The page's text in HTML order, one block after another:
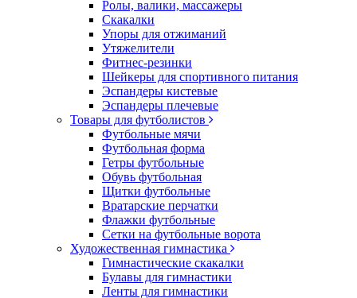
Ролы, валики, массажеры
Скакалки
Упоры для отжиманий
Утяжелители
Фитнес-резинки
Шейкеры для спортивного питания
Эспандеры кистевые
Эспандеры плечевые
Товары для футболистов
Футбольные мячи
Футбольная форма
Гетры футбольные
Обувь футбольная
Щитки футбольные
Вратарские перчатки
Флажки футбольные
Сетки на футбольные ворота
Художественная гимнастика
Гимнастические скакалки
Булавы для гимнастики
Ленты для гимнастики